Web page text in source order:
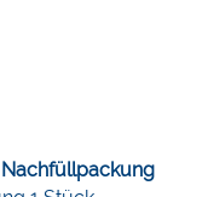
Nachfüllpackung